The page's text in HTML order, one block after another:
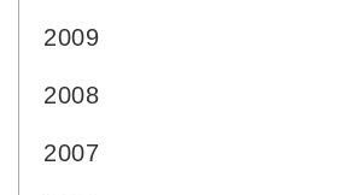
2009
2008
2007